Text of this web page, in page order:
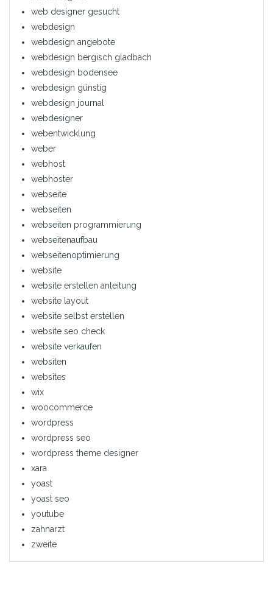
web designer gesucht
webdesign
webdesign angebote
webdesign bergisch gladbach
webdesign bodensee
webdesign günstig
webdesign journal
webdesigner
webentwicklung
weber
webhost
webhoster
webseite
webseiten
webseiten programmierung
webseitenaufbau
webseitenoptimierung
website
website erstellen anleitung
website layout
website selbst erstellen
website seo check
website verkaufen
websiten
websites
wix
woocommerce
wordpress
wordpress seo
wordpress theme designer
xara
yoast
yoast seo
youtube
zahnarzt
zweite